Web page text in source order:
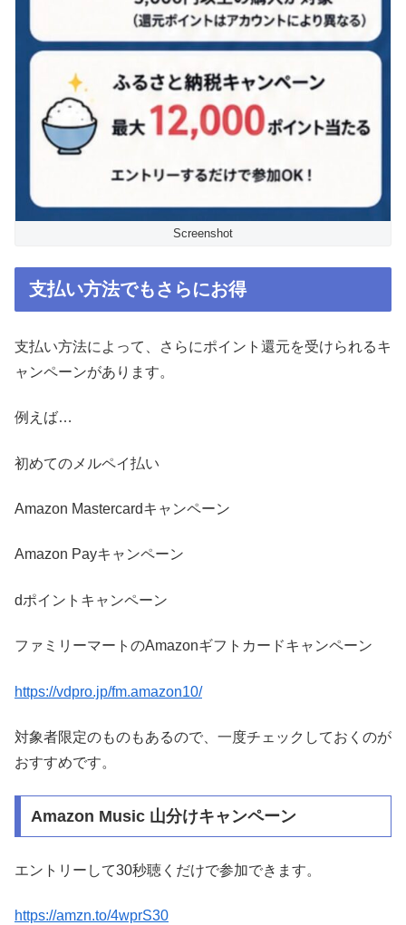
Screenshot
支払い方法でもさらにお得
支払い方法によって、さらにポイント還元を受けられるキ
ャンペーンがあります。
例えば…
初めてのメルペイ払い
Amazon Mastercardキャンペーン
Amazon Payキャンペーン
dポイントキャンペーン
ファミリーマートのAmazonギフトカードキャンペーン
https://vdpro.jp/fm.amazon10/
対象者限定のものもあるので、一度チェックしておくのが
おすすめです。
Amazon Music 山分けキャンペーン
エントリーして30秒聴くだけで参加できます。
https://amzn.to/4wprS30